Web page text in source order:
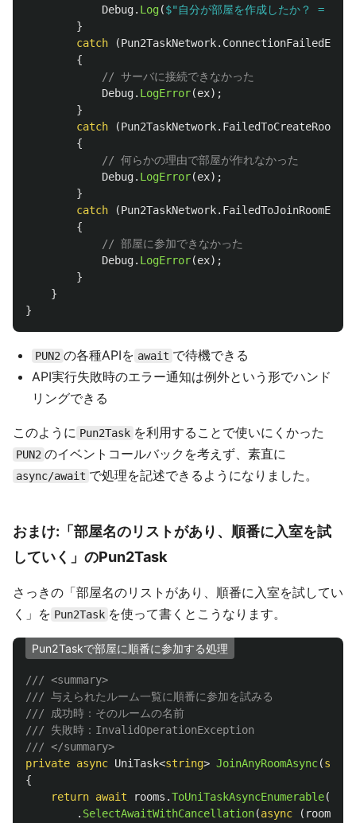
Debug. Log($"自分が部屋を作成したか？ =
}
catch
(Pun2TaskNetwork.
{
// サーバに接続できなかった
Debug. LogError(ex);
}
catch
(Pun2TaskNetwork.
{
// 何らかの理由で部屋が作れなかった
Debug. LogError(ex);
}
catch
(Pun2TaskNetwork.
{
// 部屋に参加できなかった
Debug. LogError(ex);
}
}
}
PUN2 の各種APIを await で待機できる
API実行失敗時のエラー通知は例外という形でハンド
リングできる
このように Pun2Task を利用することで使いにくかった
PUN2 のイベントコールバックを考えず、素直に
async/await で処理を記述できるようになりました。
おまけ:「部屋名のリストがあり、順番に入室を試
していく」のPun2Task
さっきの「部屋名のリストがあり、順番に入室を試してい
く」を Pun2Task を使って書くとこうなります。
Pun2Taskで部屋に順番に参加する処理
/// <summary>
/// 与えられたルーム一覧に順番に参加を試みる
/// 成功時：そのルームの名前
/// 失敗時：InvalidOperationException
/// </summary>
private async UniTask<string> JoinAnyRoomAsync(
{
return await rooms .ToUniTaskAsyncEnumerable()
. SelectAwaitWithCancellation(async ( roomName